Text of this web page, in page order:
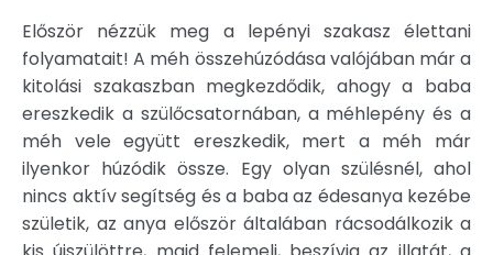
Először nézzük meg a lepényi szakasz élettani
folyamatait! A méh összehúzódása valójában már a
kitolási szakaszban megkezdődik, ahogy a baba
ereszkedik a szülőcsatornában, a méhlepény és a
méh vele együtt ereszkedik, mert a méh már
ilyenkor húzódik össze. Egy olyan szülésnél, ahol
nincs aktív segítség és a baba az édesanya kezébe
születik, az anya először általában rácsodálkozik a